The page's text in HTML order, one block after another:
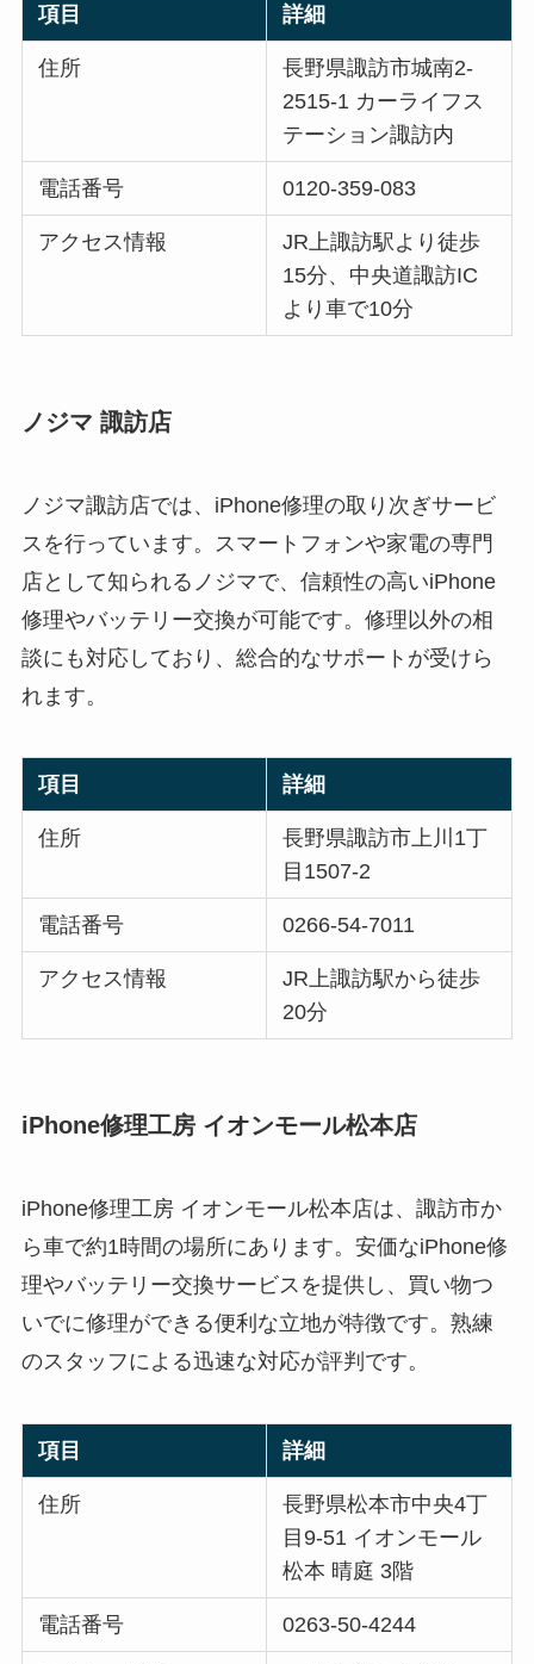
項目 詳細
住所
長野県諏訪市城南2-
2515-1 カーライフス
テーション諏訪内
電話番号 0120-359-083
アクセス情報
JR上諏訪駅より徒歩
15分、中央道諏訪IC
より車で10分
ノジマ 諏訪店
ノジマ諏訪店では、iPhone修理の取り次ぎサービ
スを行っています。スマートフォンや家電の専門
店として知られるノジマで、信頼性の高いiPhone
修理やバッテリー交換が可能です。修理以外の相
談にも対応しており、総合的なサポートが受けら
れます。
項目 詳細
住所
長野県諏訪市上川1丁
目1507-2
電話番号 0266-54-7011
アクセス情報
JR上諏訪駅から徒歩
20分
iPhone修理工房 イオンモール松本店
iPhone修理工房 イオンモール松本店は、諏訪市か
ら車で約1時間の場所にあります。安価なiPhone修
理やバッテリー交換サービスを提供し、買い物つ
いでに修理ができる便利な立地が特徴です。熟練
のスタッフによる迅速な対応が評判です。
項目 詳細
住所
長野県松本市中央4丁
目9-51 イオンモール
松本 晴庭 3階
電話番号 0263-50-4244